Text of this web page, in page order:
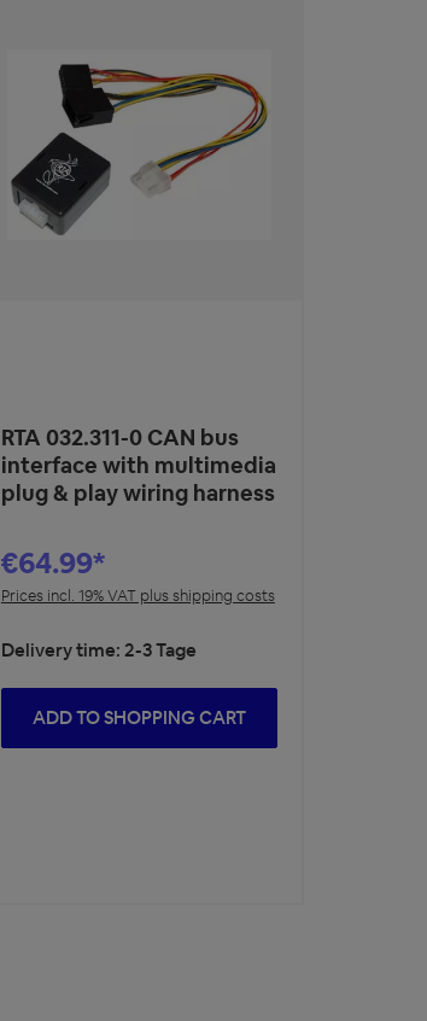
RTA 032.311-0 CAN bus
interface with multimedia
plug & play wiring harness
€64.99*
Prices incl. 19% VAT plus shipping costs
Delivery time: 2-3 Tage
ADD TO SHOPPING CART